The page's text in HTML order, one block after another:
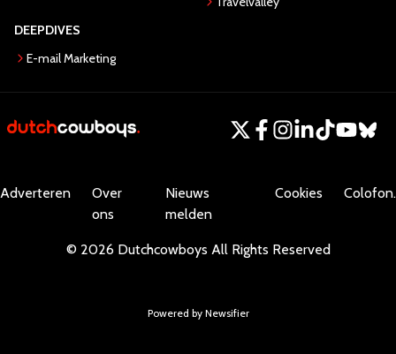
DEEPDIVES
E-mail Marketing
Adverteren
Over
ons
Nieuws
melden
Cookies Colofon.
© 2026 Dutchcowboys All Rights Reserved
Powered by Newsifier